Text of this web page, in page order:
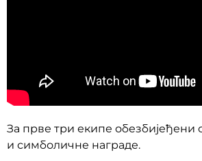
За прве три екипе обезбијеђени
и симболичне награде.